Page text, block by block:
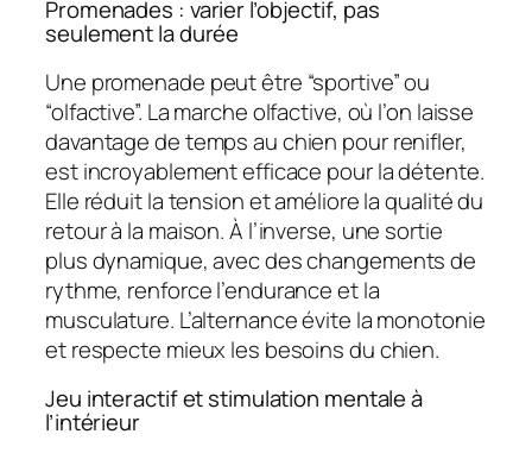
Promenades : varier l’objectif, pas
seulement la durée
Une promenade peut être “sportive” ou
“olfactive”. La marche olfactive, où l’on laisse
davantage de temps au chien pour renifler,
est incroyablement efficace pour la détente.
Elle réduit la tension et améliore la qualité du
retour à la maison. À l’inverse, une sortie
plus dynamique, avec des changements de
rythme, renforce l’endurance et la
musculature. L’alternance évite la monotonie
et respecte mieux les besoins du chien.
Jeu interactif et stimulation mentale à
l’intérieur